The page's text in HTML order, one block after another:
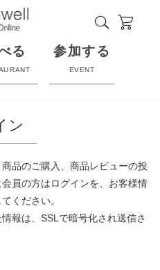
る 参加する
EVENT
ン
品のご購入、商品レビューの投
員の方はログインを、お客様情
ください。
報は、SSLで暗号化され送信さ